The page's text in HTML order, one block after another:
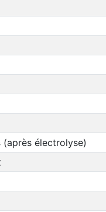
(après électrolyse)